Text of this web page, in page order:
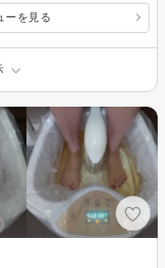
ーを見る